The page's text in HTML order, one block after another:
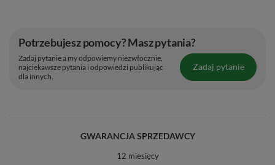
opakowaniu, które zapewnia doskonałą ochronę
zawartości przed czynnikami zewnętrznymi i utratą
cennych walorów.
Potrzebujesz pomocy? Masz pytania?
Zadaj pytanie a my odpowiemy niezwłocznie,
najciekawsze pytania i odpowiedzi publikując
dla innych.
Zadaj pytanie
GWARANCJA SPRZEDAWCY
12 miesięcy